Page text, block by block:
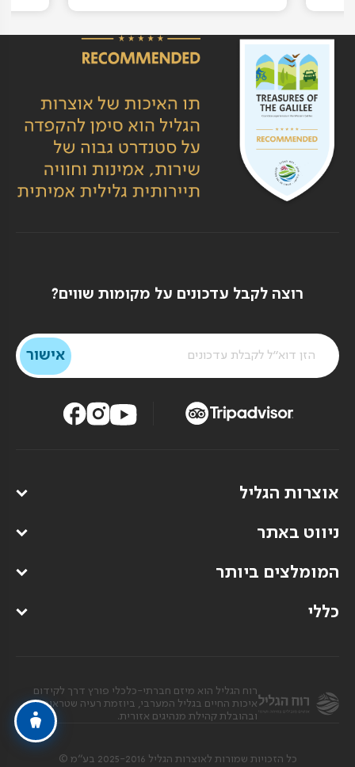
רוצה לקבל עדכונים על מקומות שווים?
אוצרות הגליל
ניווט באתר
המומלצים ביותר
כללי
כל הזכויות שמורות לאוצרות הגליל 2025-2016 בע”מ ©
רוח הגליל הוא מיזם חברתי-כלכלי פורץ דרך לקידום
איכות החיים בגליל המערבי, ביוזמת רעיה שטראוס
ובהובלת קהילת מנהיגים אזורית.